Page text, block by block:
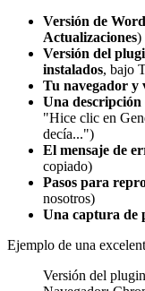
Versión de
Actualizaciones)
Versión del
instalados, bajo
Tu navegador y
Una descripción
"Hice clic en
decía...")
El mensaje de
copiado)
Pasos para
nosotros)
Una captura de
Ejemplo de una
Versión del